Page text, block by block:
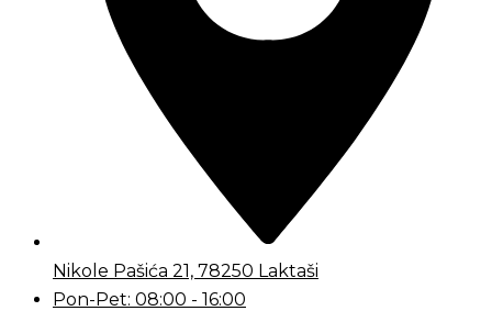
Nikole Pašića 21, 78250 Laktaši
Pon-Pet: 08:00 - 16:00